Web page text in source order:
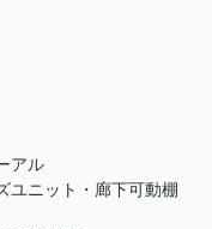
アル
ユニット・廊下可動棚